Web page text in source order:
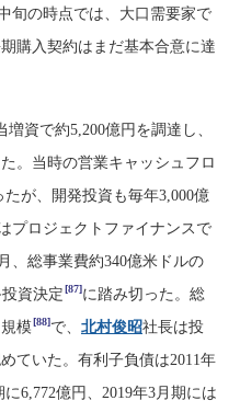
旬の時点では、大口需要家で
購入契約はまだ基本合意に達
資で約5,200億円を調達し、
。当時の営業キャッシュフロ
が、開発投資も毎年3,000億
プロジェクトファイナンスで
、総事業費約340億米ドルの
資決定[87]に踏み切った。総
模[88]で、 北村俊昭社長は投
ていた。有利子負債は2011年
6,772億円、2019年3月期には